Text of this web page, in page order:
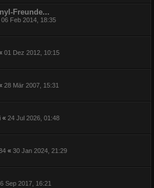
Freunde...
06 Feb 2014, 18:35
01 Dez 2012, 10:15
28 Mär 2007, 15:31
« 24 Jul 2026, 01:48
« 30 Jan 2024, 21:29
Sep 2017, 16:21